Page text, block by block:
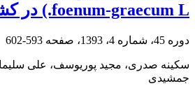
foenum-graecum L.) در کشت مخلوط
دوره 45، شماره 4، 1393، صفحه 593-602
سکینه صدری، مجید پوریوسف، علی
جمشیدی